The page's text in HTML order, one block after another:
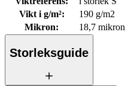
Vikt i g/m²:
190 g/m2
Mikron: 18,7 mikron
Storleksguide